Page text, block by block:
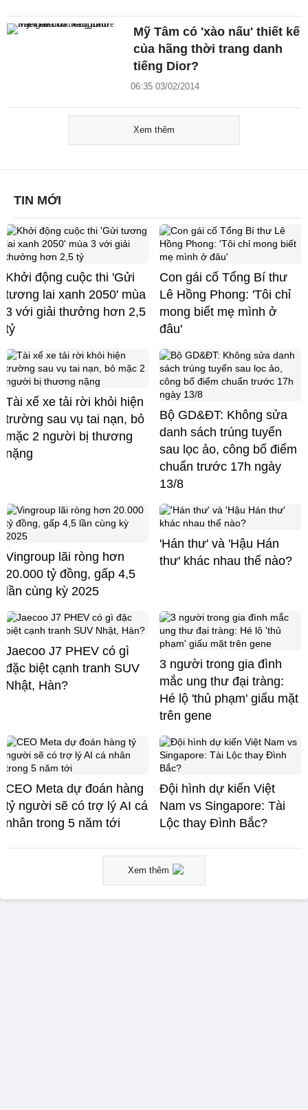
Mỹ Tâm có 'xào nấu' thiết kế
của hãng thời trang danh
tiếng Dior?
06:35 03/02/2014
Xem thêm
TIN MỚI
Khởi động cuộc thi 'Gửi
tương lai xanh 2050' mùa
3 với giải thưởng hơn 2,5
tỷ
Con gái cố Tổng Bí thư
Lê Hồng Phong: 'Tôi chỉ
mong biết mẹ mình ở
đâu'
Tài xế xe tải rời khỏi hiện
trường sau vụ tai nạn, bỏ
mặc 2 người bị thương
nặng
Bộ GD&ĐT: Không sửa
danh sách trúng tuyển
sau lọc ảo, công bố điểm
chuẩn trước 17h ngày
13/8
Vingroup lãi ròng hơn
20.000 tỷ đồng, gấp 4,5
lần cùng kỳ 2025
'Hán thư' và 'Hậu Hán
thư' khác nhau thế nào?
Jaecoo J7 PHEV có gì
đặc biệt cạnh tranh SUV
Nhật, Hàn?
3 người trong gia đình
mắc ung thư đại tràng:
Hé lộ 'thủ phạm' giấu mặt
trên gene
CEO Meta dự đoán hàng
tỷ người sẽ có trợ lý AI cá
nhân trong 5 năm tới
Đội hình dự kiến Việt
Nam vs Singapore: Tài
Lộc thay Đình Bắc?
Xem thêm